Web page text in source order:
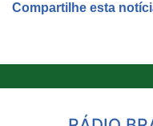
Compartilhe esta